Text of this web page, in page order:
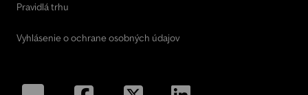
Pravidlá trhu
Vyhlásenie o ochrane osobných údajov